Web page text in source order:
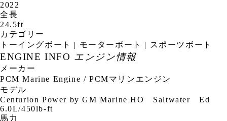
2022
全長
24.5ft
カテゴリー
トーイングボート | モーターボート | スポーツボート
ENGINE INFO エンジン情報
メーカー
PCM Marine Engine / PCMマリンエンジン
モデル
Centurion Power by GM Marine HO Saltwater Ed
6.0L/450lb-ft
馬力